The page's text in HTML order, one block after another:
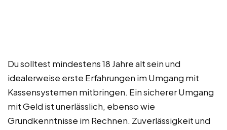
Du solltest mindestens 18 Jahre alt sein und
idealerweise erste Erfahrungen im Umgang mit
Kassensystemen mitbringen. Ein sicherer Umgang
mit Geld ist unerlässlich, ebenso wie
Grundkenntnisse im Rechnen. Zuverlässigkeit und